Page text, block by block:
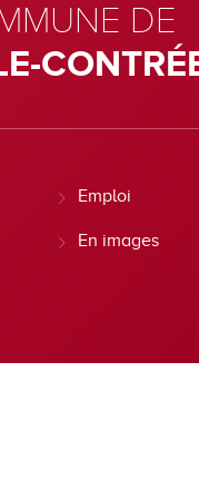
DE
Emploi
En images